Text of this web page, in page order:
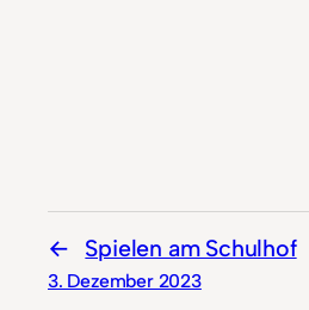
Spielen am Schulhof
3. Dezember 2023